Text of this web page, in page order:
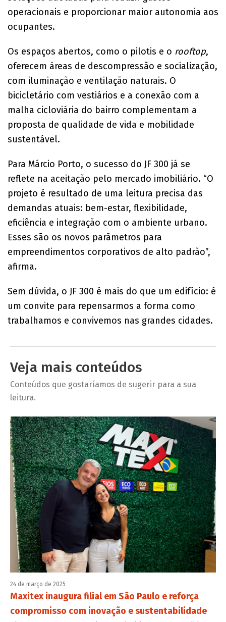
operacionais e proporcionar maior autonomia aos
ocupantes.
Os espaços abertos, como o pilotis e o rooftop,
oferecem áreas de descompressão e socialização,
com iluminação e ventilação naturais. O
bicicletário com vestiários e a conexão com a
malha cicloviária do bairro complementam a
proposta de qualidade de vida e mobilidade
sustentável.
Para Márcio Porto, o sucesso do JF 300 já se
reflete na aceitação pelo mercado imobiliário. “O
projeto é resultado de uma leitura precisa das
demandas atuais: bem-estar, flexibilidade,
eficiência e integração com o ambiente urbano.
Esses são os novos parâmetros para
empreendimentos corporativos de alto padrão”,
afirma.
Sem dúvida, o JF 300 é mais do que um edifício: é
um convite para repensarmos a forma como
trabalhamos e convivemos nas grandes cidades.
Veja mais conteúdos
Conteúdos que gostaríamos de sugerir para a sua
leitura.
24 de março de 2025
Maxitex inaugura filial em São Paulo e reforça
compromisso com inovação e sustentabilidade